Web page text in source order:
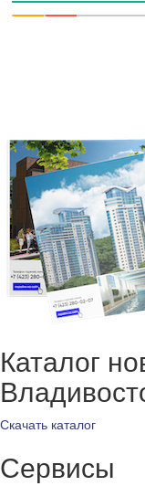
Каталог
Скачать каталог
Сервисы